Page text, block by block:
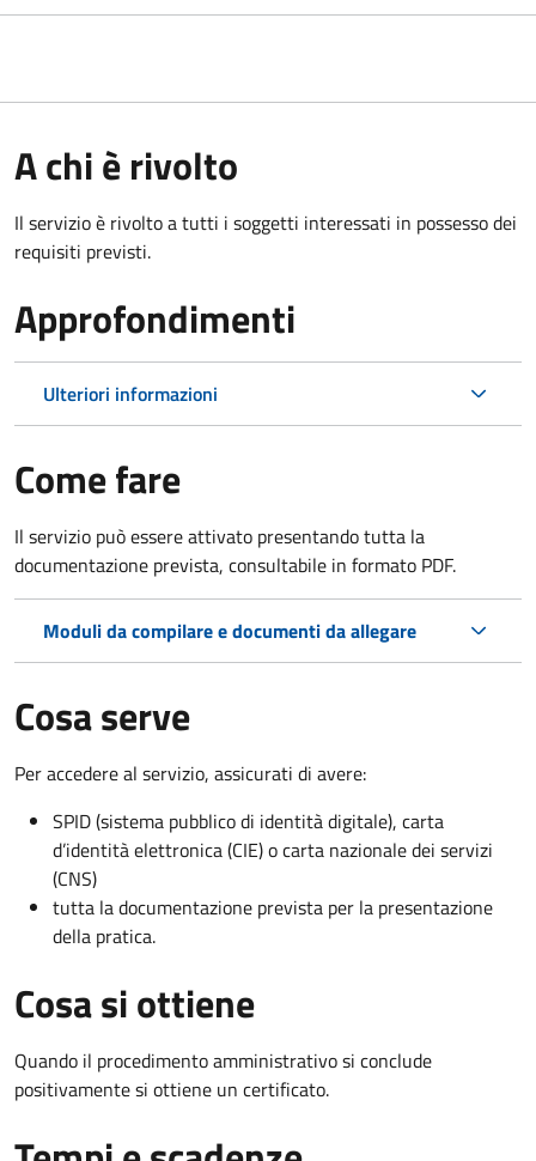
A chi è rivolto
Il servizio è rivolto a tutti i soggetti interessati in possesso dei
requisiti previsti.
Approfondimenti
Ulteriori informazioni
Come fare
Il servizio può essere attivato presentando tutta la
documentazione prevista, consultabile in formato PDF.
Moduli da compilare e documenti da allegare
Cosa serve
Per accedere al servizio, assicurati di avere:
SPID (sistema pubblico di identità digitale), carta
d’identità elettronica (CIE) o carta nazionale dei servizi
(CNS)
tutta la documentazione prevista per la presentazione
della pratica.
Cosa si ottiene
Quando il procedimento amministrativo si conclude
positivamente si ottiene un certificato.